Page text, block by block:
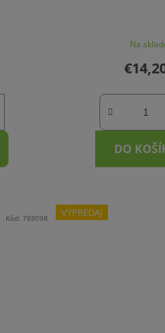
Na
DO
Kód: 788098 VÝPREDAJ